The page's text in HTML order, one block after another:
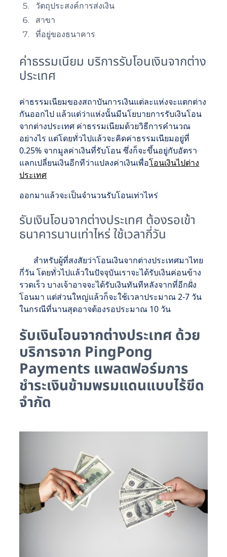
วัตถุประสงค์การส่งเงิน
สาขา
ที่อยู่ของธนาคาร
ค่าธรรมเนียม บริการรับโอนเงินจากต่าง
ประเทศ
ค่าธรรมเนียมของสถาบันการเงินแต่ละแห่งจะแตกต่าง
กันออกไป แล้วแต่ว่าแห่งนั้นมีนโยบายการรับเงินโอน
จากต่างประเทศ ค่าธรรมเนียมด้วยวิธีการคำนวณ
อย่างไร แต่โดยทั่วไปแล้วจะคิดค่าธรรมเนียมอยู่ที่
0.25% จากมูลค่าเงินที่รับโอน ซึ่งก็จะขึ้นอยู่กับอัตรา
แลกเปลี่ยนเงินอีกทีว่าแปลงค่าเงินเพื่อโอนเงินไปต่าง
ประเทศ
ออกมาแล้วจะเป็นจำนวนรับโอนเท่าไหร่
รับเงินโอนจากต่างประเทศ ต้องรอเข้า
ธนาคารนานเท่าไหร่ ใช้เวลากี่วัน
สำหรับผู้ที่สงสัยว่าโอนเงินจากต่างประเทศมาไทย
กี่วัน โดยทั่วไปแล้วในปัจจุบันเราจะได้รับเงินค่อนข้าง
รวดเร็ว บางเจ้าอาจจะได้รับเงินทันทีหลังจากที่อีกฝั่ง
โอนมา แต่ส่วนใหญ่แล้วก็จะใช้เวลาประมาณ 2-7 วัน
ในกรณีที่นานสุดอาจต้องรอประมาณ 10 วัน
รับเงินโอนจากต่างประเทศ ด้วย
บริการจาก PingPong
Payments แพลตฟอร์มการ
ชำระเงินข้ามพรมแดนแบบไร้ขีด
จำกัด